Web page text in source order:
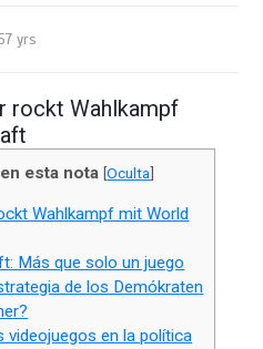
yrs
rockt Wahlkampf
esta nota [Oculta]
Wahlkampf mit World
Más que solo un juego
de los Demókraten
videojuegos en la política